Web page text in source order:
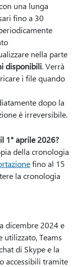
una lunga
fino a 30
nella parte
disponibili. Verrà
i file quando
dopo la
è irreversibile.
1° aprile 2026?
della cronologia
fino al 15
la cronologia
dicembre 2024 e
Teams
di Skype e la
accessibili tramite